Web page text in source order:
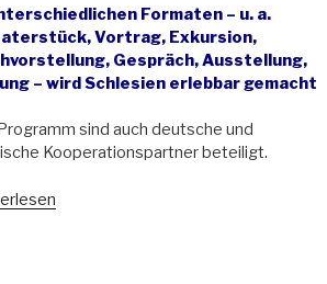
Formaten – u. a.
Vortrag, Exkursion,
Gespräch, Ausstellung,
– wird Schlesien erlebbar gemacht
sind auch deutsche und
Kooperationspartner beteiligt.